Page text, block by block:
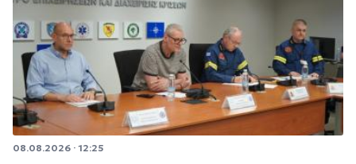
08.08.2026 · 12:25